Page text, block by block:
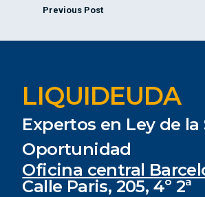
Previous Post
LIQUIDEUDA
Expertos en Ley de
Oportunidad
Oficina central
Calle Paris, 205, 4º 2ª